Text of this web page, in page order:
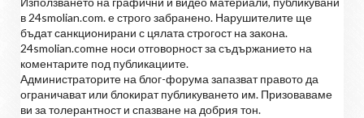
в 24smolian.com. е строго забранено. Нарушителите ще
бъдат санкционирани с цялата строгост на закона.
24smolian.comне носи отговорност за съдържанието на
коментарите под публикациите.
Администраторите на блог-форума запазват правото да
ограничават или блокират публикуването им. Призоваваме
ви за толерантност и спазване на добрия тон.